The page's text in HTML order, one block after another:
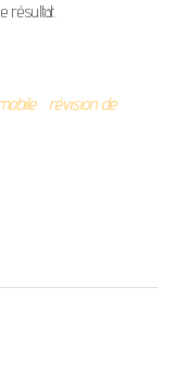
résultat.
révision de